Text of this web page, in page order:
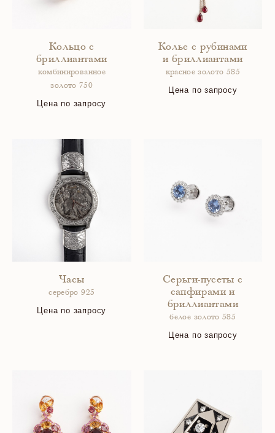
Кольцо с
бриллиантами
комбинированное
золото 750
Цена по запросу
Колье с рубинами
и бриллиантами
красное золото 585
Цена по запросу
Часы
серебро 925
Цена по запросу
Серьги-пусеты с
сапфирами и
бриллиантами
белое золото 585
Цена по запросу